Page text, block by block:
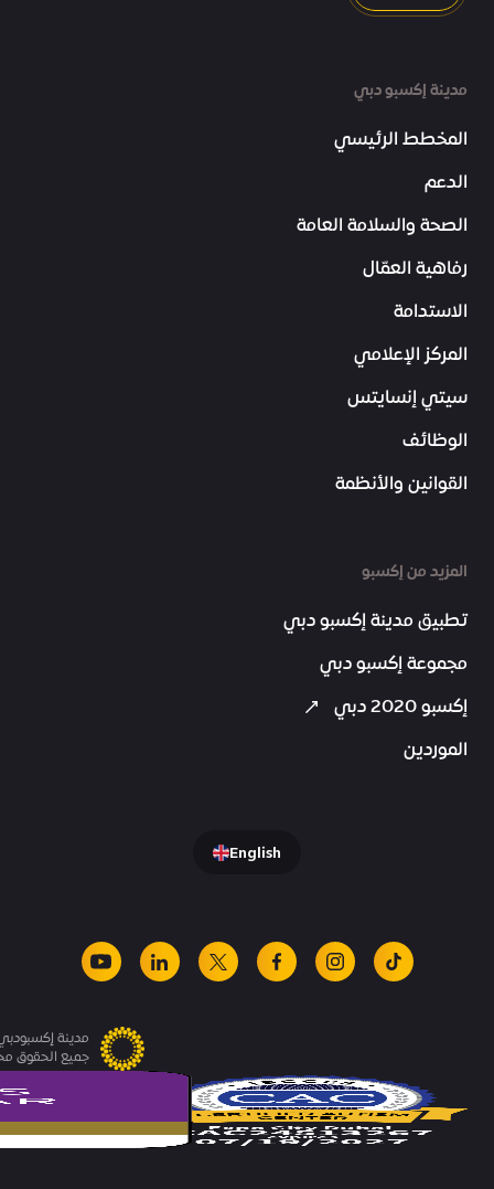
مدينة إكسبو دبي
المخطط الرئيسي
الدعم
الصحة والسلامة العامة
رفاهية العمّال
الاستدامة
المركز الإعلامي
سيتي إنسايتس
الوظائف
القوانين والأنظمة
المزيد من إكسبو
تطبيق مدينة إكسبو دبي
مجموعة إكسبو دبي
إكسبو 2020 دبي
الموردين
English
tiktok
instagram
facebook
x
linkedin
youtube
مدينة
جميع الحقوق